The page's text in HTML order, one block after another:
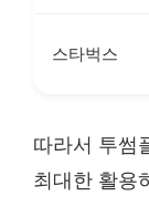
스타벅스
따라서 투썸
최대한 활용